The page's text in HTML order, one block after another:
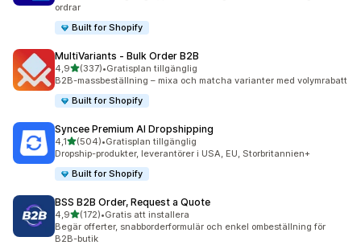
ordrar
Built for Shopify
MultiVariants ‑ Bulk Order B2B
4,9av 5 stjärnor
(337)
337 recensioner totalt
•Gratisplan tillgänglig
B2B-massbeställning – mixa och matcha varianter med volymrabatt
Built for Shopify
Syncee Premium AI Dropshipping
4,1av 5 stjärnor
(504)
504 recensioner totalt
•Gratisplan tillgänglig
Dropship-produkter, leverantörer i USA, EU, Storbritannien+
Built for Shopify
BSS B2B Order, Request a Quote
4,9av 5 stjärnor
(172)
172 recensioner totalt
•Gratis att installera
Begär offerter, snabborderformulär och enkel ombeställning för
B2B-butik